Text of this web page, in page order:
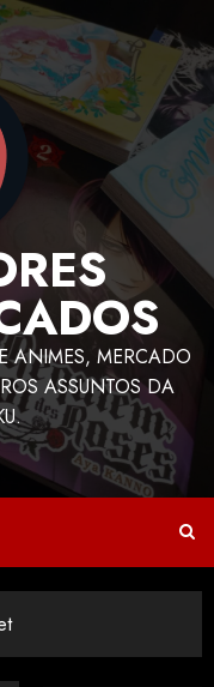
ANIMES, MERCADO
ASSUNTOS DA